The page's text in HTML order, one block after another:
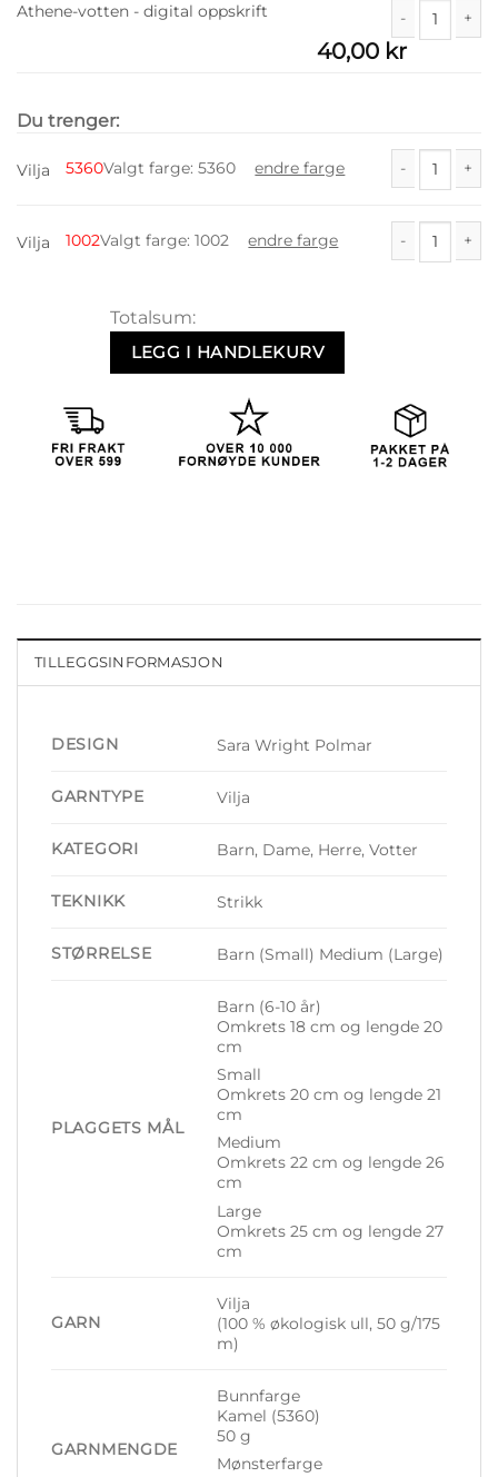
Athene-votten - digital oppskrift
40,00 kr
Athene-
Du trenger:
Vilja 5360Valgt farge:5360 endre farge
Vilja 1002Valgt farge:1002 endre farge
Totalsum:
LEGG I HANDLEKURV
TILLEGGSINFORMASJON
DESIGN Sara Wright Polmar
GARNTYPE Vilja
KATEGORI Barn, Dame, Herre, Votter
TEKNIKK Strikk
STØRRELSE Barn (Small) Medium (Large)
PLAGGETS MÅL
Barn (6-10 år)
Omkrets 18 cm og lengde 20
cm
Small
Omkrets 20 cm og lengde 21
cm
Medium
Omkrets 22 cm og lengde 26
cm
Large
Omkrets 25 cm og lengde 27
cm
GARN
Vilja
(100 % økologisk ull, 50 g/175
m)
GARNMENGDE
Bunnfarge
Kamel (5360)
50 g
Mønsterfarge